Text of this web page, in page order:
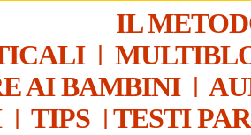
IL
|
AI BAMBINI|
| TIPS | TESTI